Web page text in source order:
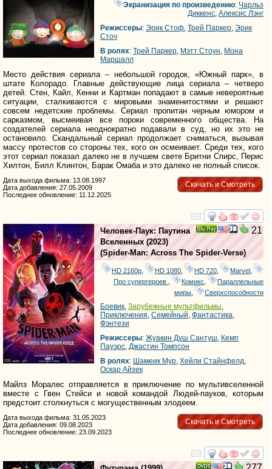
Экранизация по произведению: Чарльз
Диккенс,Алексис Лэнг
Режиссеры: Эрик Стоф, Трей Паркер, Эрик
Сточ
В ролях: Трей Паркер, Мэтт Стоун, Мона
Маршалл
Место действия сериала – небольшой городок, «Южный парк», в
штате Колорадо. Главные действующие лица сериала – четверо
детей. Стен, Кайл, Кенни и Картман попадают в самые невероятные
ситуации, сталкиваются с мировыми знаменитостями и решают
совсем недетские проблемы. Сериал пропитан черным юмором и
сарказмом, высмеивая все пороки современного общества. На
создателей сериала неоднократно подавали в суд, но их это не
остановило. Скандальный сериал продолжает сниматься, вызывая
массу протестов со стороны тех, кого он осмеивает. Среди тех, кого
этот сериал показал далеко не в лучшем свете Бритни Спирс, Перис
Хилтон, Билл Клинтон, Барак Омаба и это далеко не полный список.
Скачать и Смотреть
Дата выхода фильма: 13.08.1997
Дата добавления: 27.05.2009
Последнее обновление: 11.12.2025
смотреть
21
Человек-Паук: Паутина
Вселенных (2023)
(Spider-Man: Across The Spider-Verse)
HD 2160р HD 1080 HD 720 Marvel
Про супергероев
Комикс
Параллельные
миры
Сверхспособности
Боевик, Зарубежные мультфильмы,
Приключения, Семейный, Фантастика,
Фэнтези
Режиссеры: Жуакин Душ Сантуш, Кемп
Пауэрс, Джастин Томпсон
В ролях: Шамеик Мур, Хейли Стайнфелд,
Оскар Айзек
Майлз Моралес отправляется в приключение по мультивселенной
вместе с Гвен Стейси и новой командой Людей-пауков, которым
предстоит столкнуться с могущественным злодеем.
Скачать и Смотреть
Дата выхода фильма: 31.05.2023
Дата добавления: 09.08.2023
Последнее обновление: 23.09.2023
смотреть